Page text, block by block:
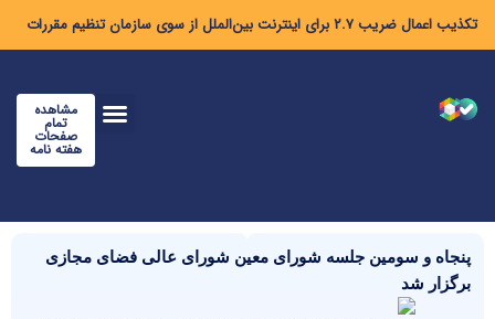
تکذیب اعمال ضریب ۲.۷ برای اینترنت بین‌الملل از سوی سازمان تنظیم مقررات
مشاهده
تمام
صفحات
هفته نامه
پنجاه و سومین جلسه شورای معین شورای عالی فضای مجازی
برگزار شد